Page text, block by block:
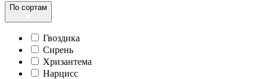
По сортам
Гвоздика
Сирень
Хризантема
Нарцисс